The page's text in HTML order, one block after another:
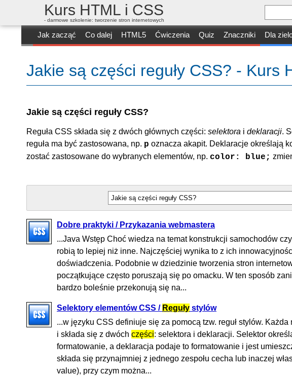
Kurs HTML i CSS
- darmowe szkolenie: tworzenie stron internetowych
Jak zacząć Co dalej HTML5 Ćwiczenia Quiz Znaczniki Dla
Jakie są części reguły CSS? - Kurs
Jakie są części reguły CSS?
Reguła CSS składa się z dwóch głównych części: selektora i deklaracji.
reguła ma być zastosowana, np. p oznacza akapit. Deklaracje określają
zostać zastosowane do wybranych elementów, np. color: blue;
Dobre praktyki / Przykazania webmastera
...Java Wstęp Choć wiedza na temat konstrukcji samochodów
robią to lepiej niż inne. Najczęściej wynika to z ich
doświadczenia. Podobnie w dziedzinie tworzenia stron
początkujące często poruszają się po omacku. W ten sposób
bardzo boleśnie przekonują się na...
Selektory elementów CSS / Reguły stylów
...w języku CSS definiuje się za pomocą tzw. reguł stylów.
i składa się z dwóch części: selektora i deklaracji. Selektor
formatowanie, a deklaracja podaje to formatowanie i jest
składa się przynajmniej z jednego zespołu cecha lub inaczej
value), przy czym można...